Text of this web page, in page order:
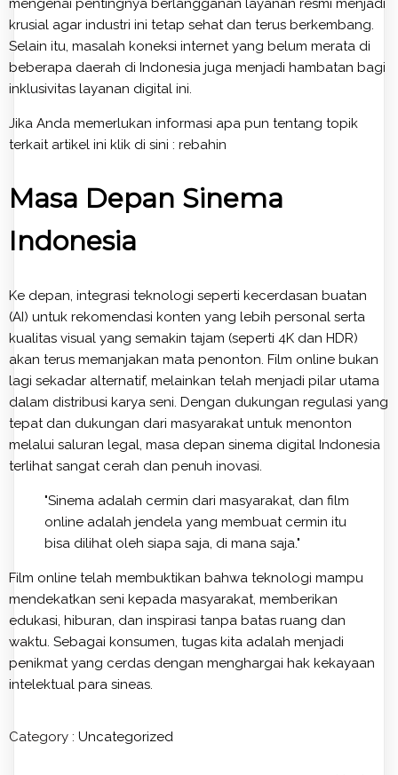
mengenai pentingnya berlangganan layanan resmi menjadi
krusial agar industri ini tetap sehat dan terus berkembang.
Selain itu, masalah koneksi internet yang belum merata di
beberapa daerah di Indonesia juga menjadi hambatan bagi
inklusivitas layanan digital ini.
Jika Anda memerlukan informasi apa pun tentang topik
terkait artikel ini klik di sini : rebahin
Masa Depan Sinema
Indonesia
Ke depan, integrasi teknologi seperti kecerdasan buatan
(AI) untuk rekomendasi konten yang lebih personal serta
kualitas visual yang semakin tajam (seperti 4K dan HDR)
akan terus memanjakan mata penonton. Film online bukan
lagi sekadar alternatif, melainkan telah menjadi pilar utama
dalam distribusi karya seni. Dengan dukungan regulasi yang
tepat dan dukungan dari masyarakat untuk menonton
melalui saluran legal, masa depan sinema digital Indonesia
terlihat sangat cerah dan penuh inovasi.
"Sinema adalah cermin dari masyarakat, dan film
online adalah jendela yang membuat cermin itu
bisa dilihat oleh siapa saja, di mana saja."
Film online telah membuktikan bahwa teknologi mampu
mendekatkan seni kepada masyarakat, memberikan
edukasi, hiburan, dan inspirasi tanpa batas ruang dan
waktu. Sebagai konsumen, tugas kita adalah menjadi
penikmat yang cerdas dengan menghargai hak kekayaan
intelektual para sineas.
Category : Uncategorized